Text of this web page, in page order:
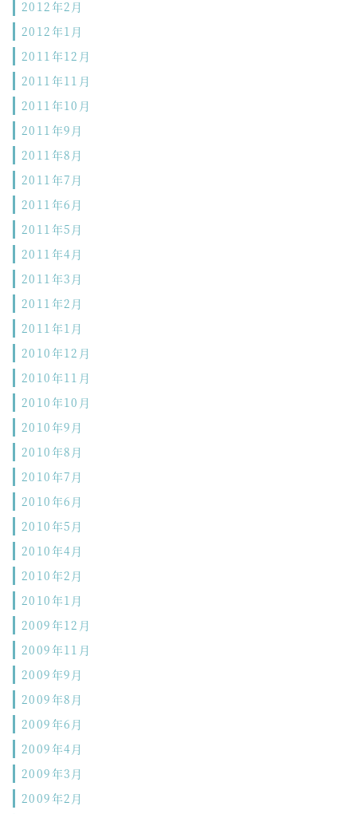
2012年2月
2012年1月
2011年12月
2011年11月
2011年10月
2011年9月
2011年8月
2011年7月
2011年6月
2011年5月
2011年4月
2011年3月
2011年2月
2011年1月
2010年12月
2010年11月
2010年10月
2010年9月
2010年8月
2010年7月
2010年6月
2010年5月
2010年4月
2010年2月
2010年1月
2009年12月
2009年11月
2009年9月
2009年8月
2009年6月
2009年4月
2009年3月
2009年2月